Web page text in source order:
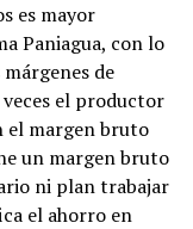
es mayor
Paniagua, con lo
de
veces el productor
el margen bruto
un margen bruto
ni plan trabajar
el ahorro en